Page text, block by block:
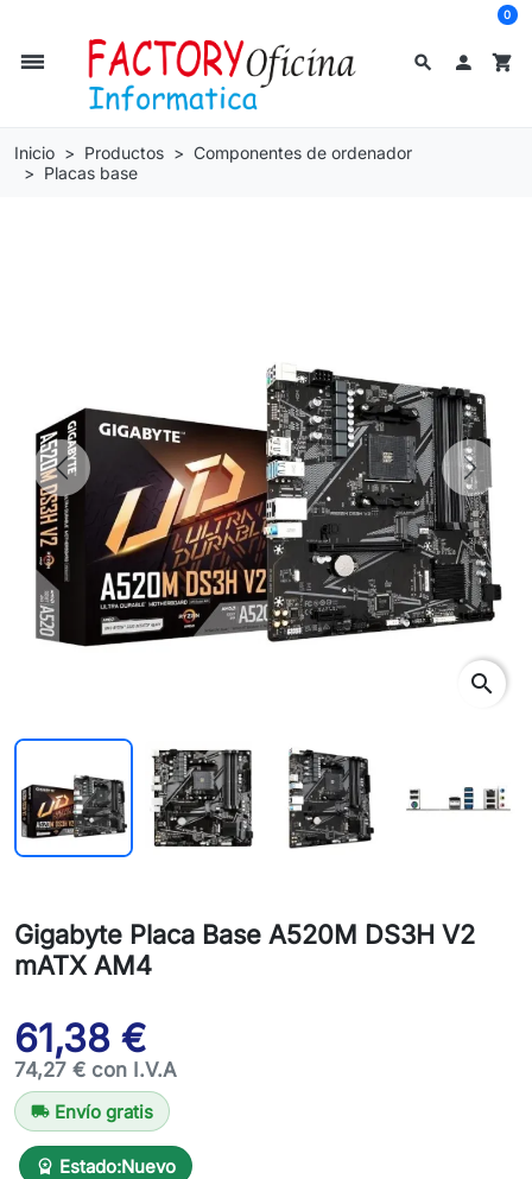
search
dehaze  shopping_cart
0
Inicio Productos
Componentes de ordenador
Placas base
Previous Next
search
Gigabyte Placa Base A520M DS3H V2
mATX AM4
61,38 €
74,27 € con I.V.A
local_shipping Envío gratis
workspace_premium Estado:Nuevo